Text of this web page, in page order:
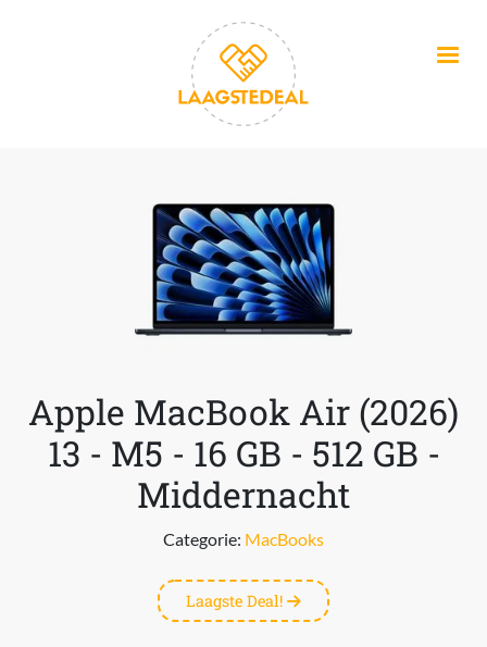
Apple MacBook Air (2026)
13 - M5 - 16 GB - 512 GB -
Middernacht
Categorie: MacBooks
Laagste Deal!